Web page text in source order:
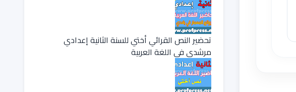
تحضير النص القرائي أختي للسنة الثانية إعدادي
مرشدي في اللغة العربية